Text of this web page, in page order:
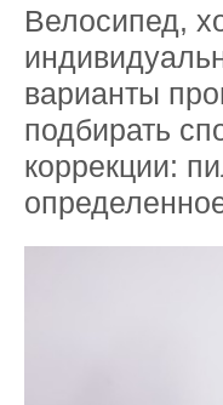
Велосипед,
варианты
подбирать
коррекции: